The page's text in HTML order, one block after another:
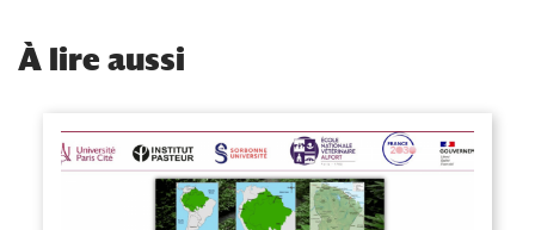
À lire aussi